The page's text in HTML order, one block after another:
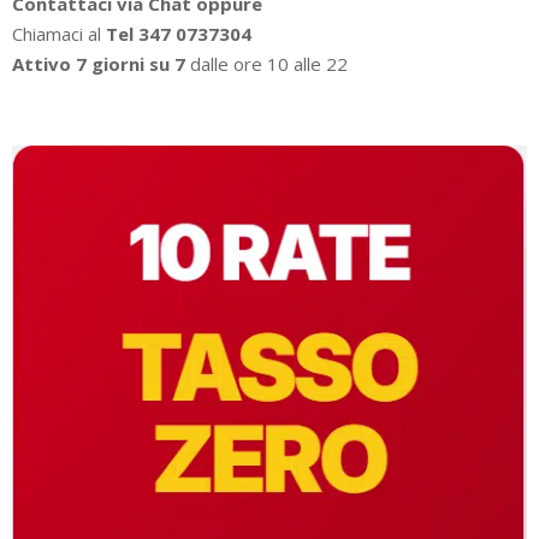
Chiamaci al Tel 347 0737304
Attivo 7 giorni su 7 dalle ore 10 alle 22